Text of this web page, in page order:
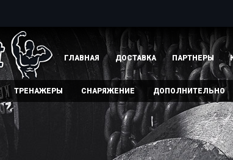
ГЛАВНАЯ ДОСТАВКА ПАРТНЕРЫ
ТРЕНАЖЕРЫ СНАРЯЖЕНИЕ ДОПОЛНИТЕЛЬНО